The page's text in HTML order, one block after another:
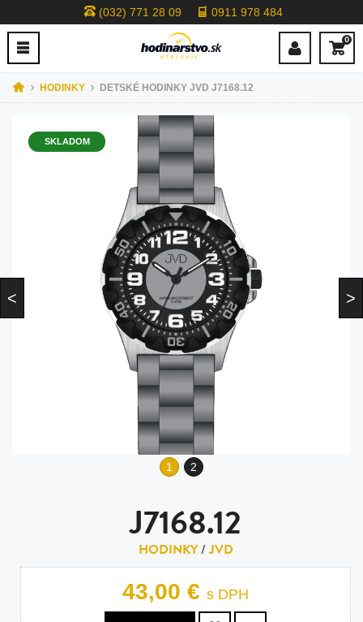
(032) 771 28 09 0911 978 484
0
HODINKY DETSKÉ HODINKY JVD J7168.12
SKLADOM
1 2
J7168.12
HODINKY/JVD
43,00 € s DPH